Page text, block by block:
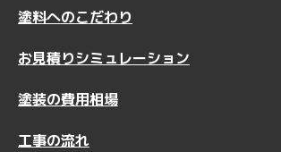
塗料へのこだわり
お見積りシミュレーション
塗装の費用相場
工事の流れ